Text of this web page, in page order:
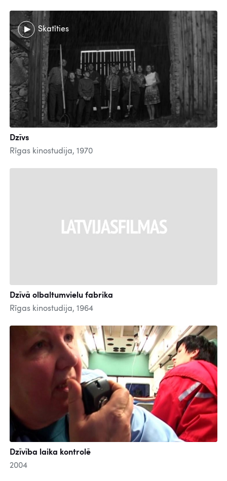
Skatīties
Dzīvs
Rīgas kinostudija, 1970
Dzīvā olbaltumvielu fabrika
Rīgas kinostudija, 1964
Dzīvība laika kontrolē
2004